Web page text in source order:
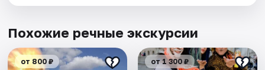
Похожие речные экскурсии
от 800 ₽ от 1 300 ₽